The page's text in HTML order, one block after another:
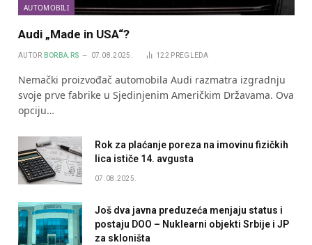
AUTOMOBILI
Audi „Made in USA“?
AUTOR BORBA.RS 07.08.2025. 122 PREGLEDA
Nemački proizvođač automobila Audi razmatra izgradnju
svoje prve fabrike u Sjedinjenim Američkim Državama. Ova
opciju…
Rok za plaćanje poreza na imovinu fizičkih
lica ističe 14. avgusta
07.08.2025.
Još dva javna preduzeća menjaju status i
postaju DOO – Nuklearni objekti Srbije i JP
za skloništa